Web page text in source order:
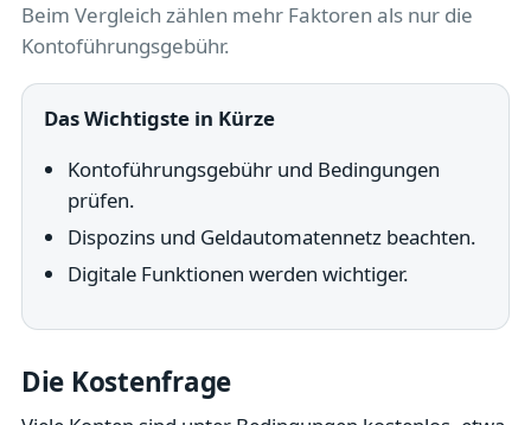
Versicherung
Baufinanzierung
Beim Vergleich zählen mehr Faktoren als nur die
Kontoführungsgebühr.
Das Wichtigste in Kürze
Kontoführungsgebühr und Bedingungen
prüfen.
Dispozins und Geldautomatennetz beachten.
Digitale Funktionen werden wichtiger.
Die Kostenfrage